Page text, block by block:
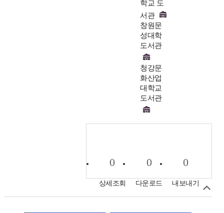
학교 도
서관
창원문
성대학
도서관
청강문
화산업
대학교
도서관
0
상세조회
0
다운로드
0
내보내기